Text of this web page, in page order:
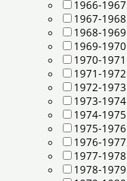
1966-1967
1967-1968
1968-1969
1969-1970
1970-1971
1971-1972
1972-1973
1973-1974
1974-1975
1975-1976
1976-1977
1977-1978
1978-1979